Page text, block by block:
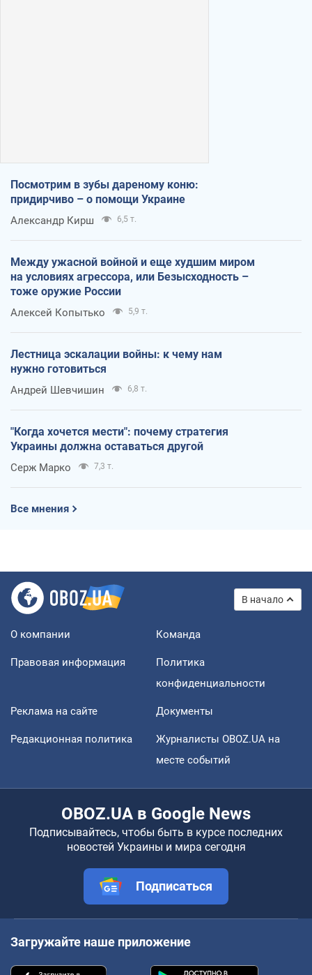
Посмотрим в зубы дареному коню:
придирчиво – о помощи Украине
Александр Кирш 6,5 т.
Между ужасной войной и еще худшим миром
на условиях агрессора, или Безысходность –
тоже оружие России
Алексей Копытько 5,9 т.
Лестница эскалации войны: к чему нам
нужно готовиться
Андрей Шевчишин 6,8 т.
"Когда хочется мести": почему стратегия
Украины должна оставаться другой
Серж Марко 7,3 т.
Все мнения
В начало
О компании Команда
Правовая информация
Политика
конфиденциальности
Реклама на сайте Документы
Редакционная политика
Журналисты OBOZ.UA на
месте событий
OBOZ.UA в Google News
Подписывайтесь, чтобы быть в курсе последних
новостей Украины и мира сегодня
Подписаться
Загружайте наше приложение